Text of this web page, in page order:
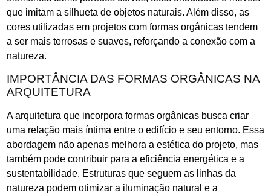
que imitam a silhueta de objetos naturais. Além disso, as
cores utilizadas em projetos com formas orgânicas tendem
a ser mais terrosas e suaves, reforçando a conexão com a
natureza.
IMPORTÂNCIA DAS FORMAS ORGÂNICAS NA
ARQUITETURA
A arquitetura que incorpora formas orgânicas busca criar
uma relação mais íntima entre o edifício e seu entorno. Essa
abordagem não apenas melhora a estética do projeto, mas
também pode contribuir para a eficiência energética e a
sustentabilidade. Estruturas que seguem as linhas da
natureza podem otimizar a iluminação natural e a